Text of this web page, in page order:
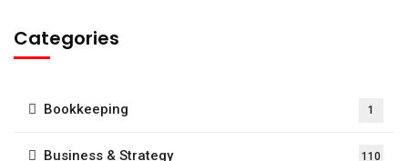
Categories
Bookkeeping 1
Business & Strategy 110